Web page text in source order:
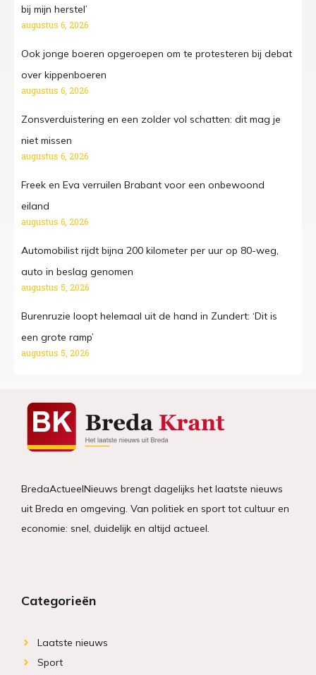
bij mijn herstel’
augustus 6, 2026
Ook jonge boeren opgeroepen om te protesteren bij debat
over kippenboeren
augustus 6, 2026
Zonsverduistering en een zolder vol schatten: dit mag je
niet missen
augustus 6, 2026
Freek en Eva verruilen Brabant voor een onbewoond
eiland
augustus 6, 2026
Automobilist rijdt bijna 200 kilometer per uur op 80-weg,
auto in beslag genomen
augustus 5, 2026
Burenruzie loopt helemaal uit de hand in Zundert: ‘Dit is
een grote ramp’
augustus 5, 2026
BredaActueelNieuws brengt dagelijks het laatste nieuws
uit Breda en omgeving. Van politiek en sport tot cultuur en
economie: snel, duidelijk en altijd actueel.
Categorieën
Laatste nieuws
Sport